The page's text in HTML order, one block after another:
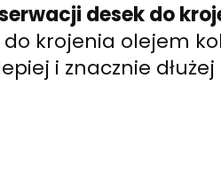
desek do
krojenia olejem
i znacznie dłużej